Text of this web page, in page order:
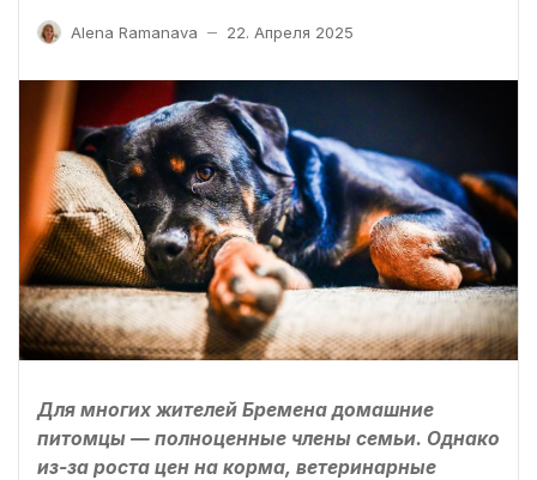
Alena Ramanava — 22. Апреля 2025
Для многих жителей Бремена домашние
питомцы — полноценные члены семьи. Однако
из-за роста цен на корма, ветеринарные